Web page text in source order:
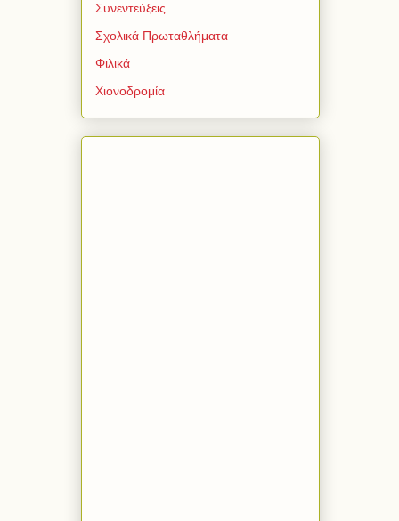
Συνεντεύξεις
Σχολικά Πρωταθλήματα
Φιλικά
Χιονοδρομία